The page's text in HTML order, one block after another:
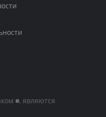
■, являются